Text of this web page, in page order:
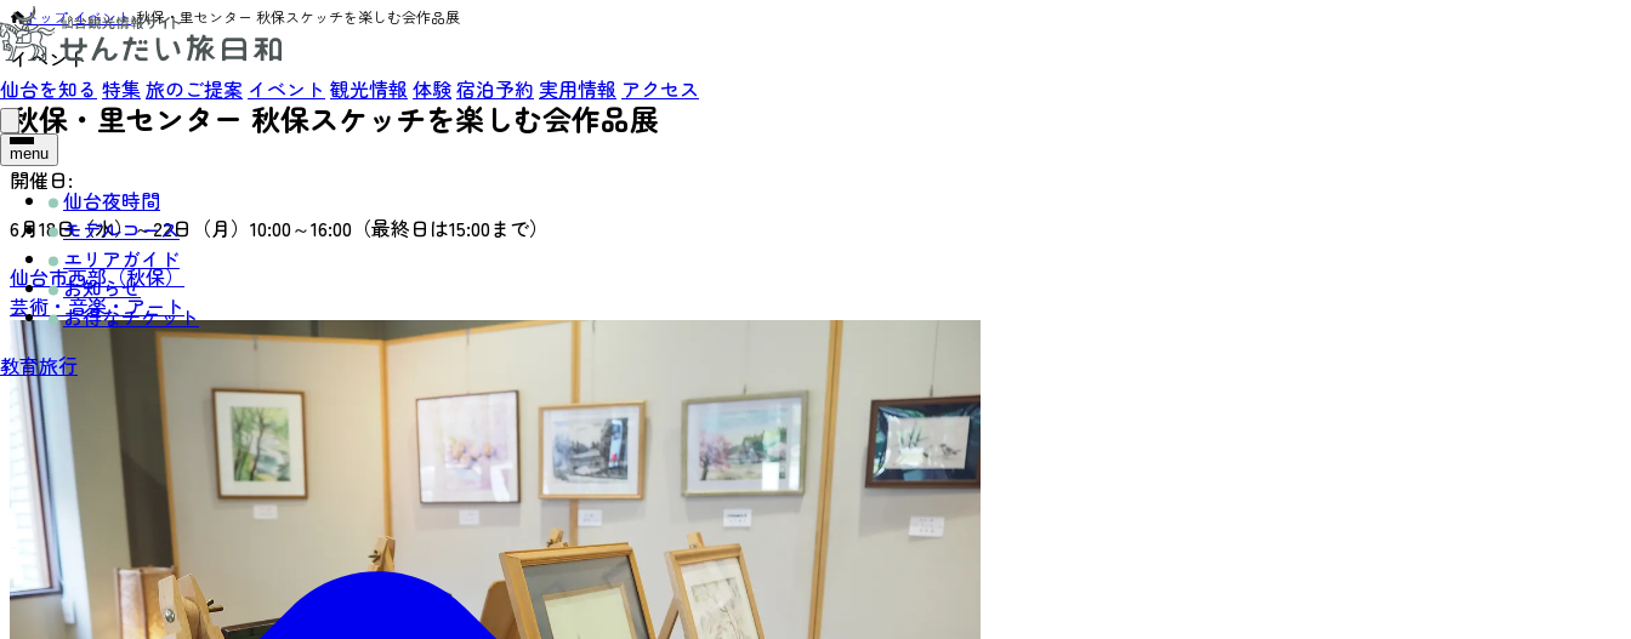
仙台を知る 特集旅のご提案 イベント 観光情報 体験宿泊予約 実用情報 アクセス
menu
仙台夜時間
モデルコース
エリアガイド
お知らせ
お得なチケット
教育旅行
トップ›イベント›秋保・里センター 秋保スケッチを楽しむ会作品展
イベント
秋保・里センター 秋保スケッチを楽しむ会作品展
開催日:
6月18日（水）～22日（月）10:00～16:00（最終日は15:00まで）
仙台市西部（秋保）
芸術・音楽・アート